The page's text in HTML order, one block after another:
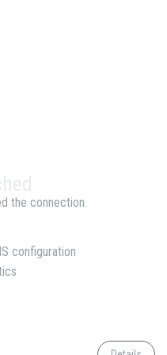
the connection.
configuration